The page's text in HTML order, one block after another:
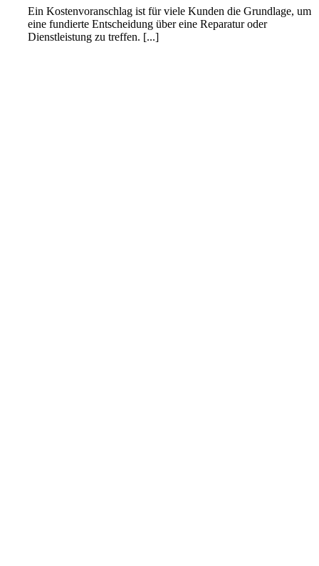
Ein Kostenvoranschlag ist für viele Kunden die Grundlage, um
eine fundierte Entscheidung über eine Reparatur oder
Dienstleistung zu treffen. [...]